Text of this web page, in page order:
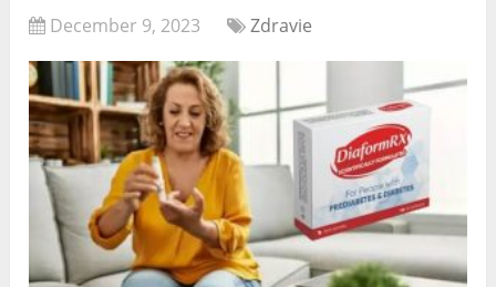
December 9, 2023 Zdravie